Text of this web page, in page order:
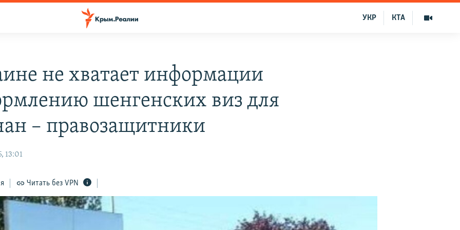
КТА
УКР
не хватает информации
шенгенских виз для
– правозащитники
13:01
Читать без VPN